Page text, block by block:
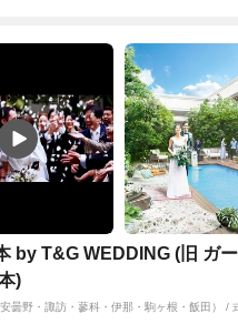
by T&G WEDDING (旧 ガ
)
曇野・諏訪・蓼科・伊那・駒ヶ根・飯田） /